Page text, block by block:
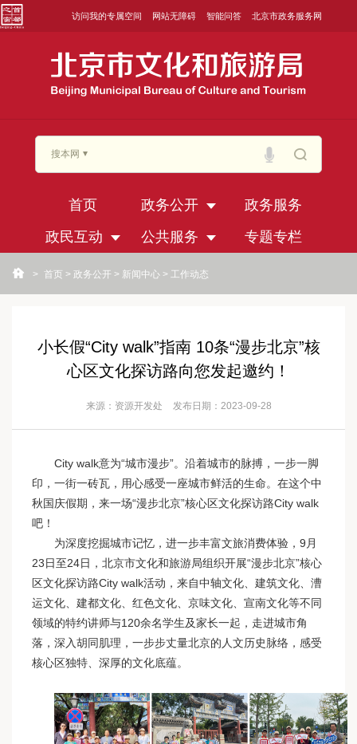
访问我的专属空间 网站无障碍 智能问答 北京市政务服务网
搜本网
首页 政务公开
政务服务
政民互动
公共服务 专题专栏
> 首页 > 政务公开 > 新闻中心 > 工作动态
小长假“City walk”指南 10条“漫步北京”核
心区文化探访路向您发起邀约！
来源：资源开发处 发布日期：2023-09-28
City walk意为“城市漫步”。沿着城市的脉搏，一步一脚
印，一街一砖瓦，用心感受一座城市鲜活的生命。在这个中
秋国庆假期，来一场“漫步北京”核心区文化探访路City walk
吧！
为深度挖掘城市记忆，进一步丰富文旅消费体验，9月
23日至24日，北京市文化和旅游局组织开展“漫步北京”核心
区文化探访路City walk活动，来自中轴文化、建筑文化、漕
运文化、建都文化、红色文化、京味文化、宣南文化等不同
领域的特约讲师与120余名学生及家长一起，走进城市角
落，深入胡同肌理，一步步丈量北京的人文历史脉络，感受
核心区独特、深厚的文化底蕴。